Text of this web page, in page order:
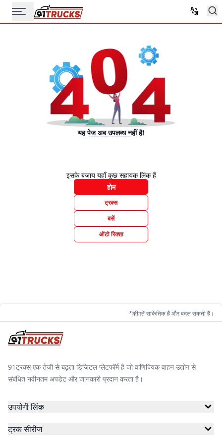
यह पेज अब उपलब्ध नहीं है!
इसके बजाय यहाँ कुछ सहायक लिंक हैं
होम
ट्रक्स
बसें
ऑटो रिक्शा
*कीमतें सांकेतिक हैं और बदल सकती हैं।
91ट्रक्स एक तेजी से बढ़ता डिजिटल प्लेटफॉर्म है जो वाणिज्यिक वाहन उद्योग से
संबंधित नवीनतम अपडेट और जानकारी प्रदान करता है।
उपयोगी लिंक
ट्रक सीरीज